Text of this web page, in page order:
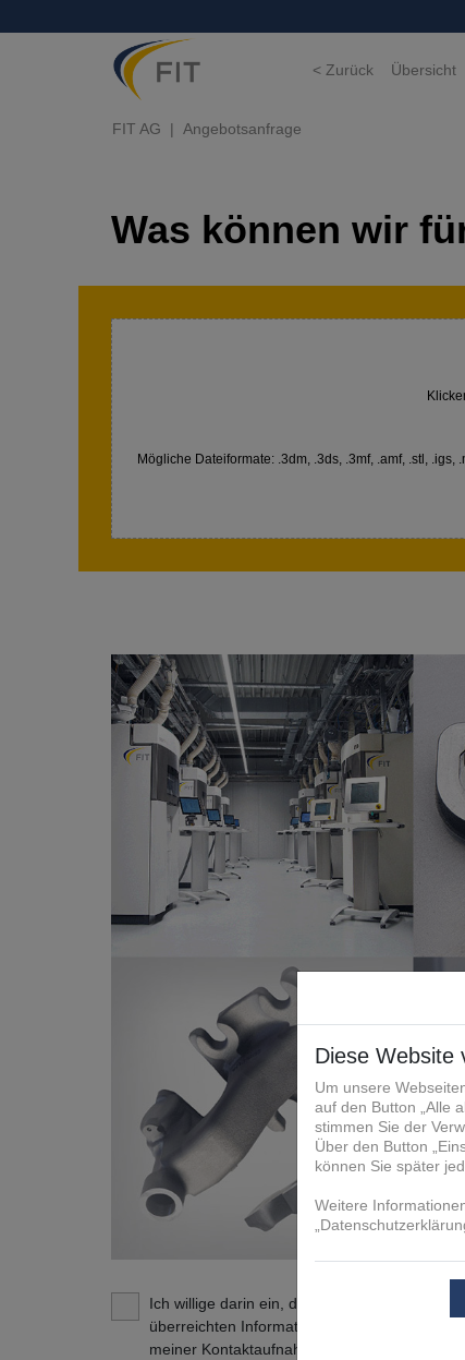
< Zurück Übersicht
FIT AG Angebotsanfrage
Was können wir
Mögliche Dateiformate: .3dm, .3ds, .3mf, .amf, .stl, .igs,
Ich willige darin ein, dass die FIT Additive
überreichten Informationen und
meiner Kontaktaufnahme in Verbindung zu